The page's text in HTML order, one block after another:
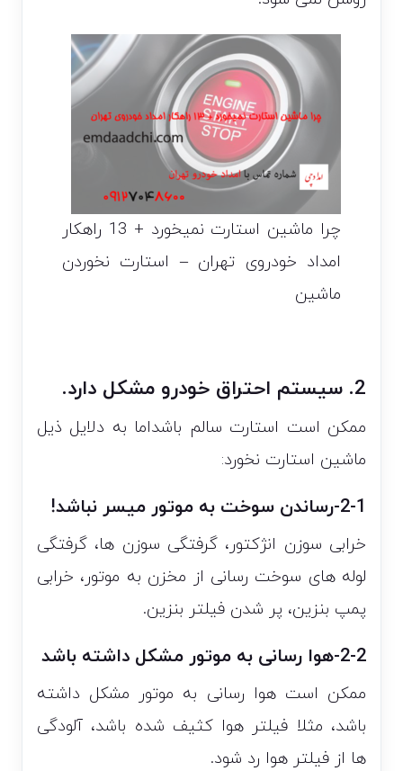
چرا ماشین استارت نمیخورد + 13 راهکار
امداد خودروی تهران – استارت نخوردن
ماشین
2. سیستم احتراق خودرو مشکل دارد.
ممکن است استارت سالم باشداما به دلایل ذیل
ماشین استارت نخورد:
2-1-رساندن سوخت به موتور میسر نباشد!
خرابی سوزن انژکتور، گرفتگی سوزن ها، گرفتگی
لوله های سوخت رسانی از مخزن به موتور، خرابی
پمپ بنزین، پر شدن فیلتر بنزین.
2-2-هوا رسانی به موتور مشکل داشته باشد
ممکن است هوا رسانی به موتور مشکل داشته
باشد، مثلا فیلتر هوا کثیف شده باشد، آلودگی
ها از فیلتر هوا رد شود.